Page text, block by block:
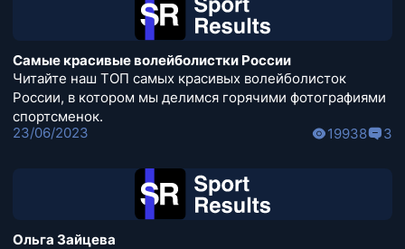
Самые красивые волейболистки России
Читайте наш ТОП самых красивых волейболисток
России, в котором мы делимся горячими фотографиями
спортсменок.
23/06/2023
19938 3
Ольга Зайцева